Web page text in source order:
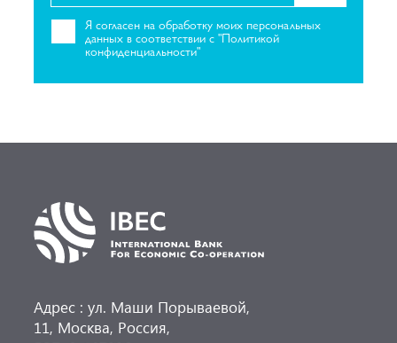
Я согласен на обработку моих персональных
данных в соответствии с "Политикой
конфиденциальности"
Адрес : ул. Маши Порываевой,
11, Москва, Россия,